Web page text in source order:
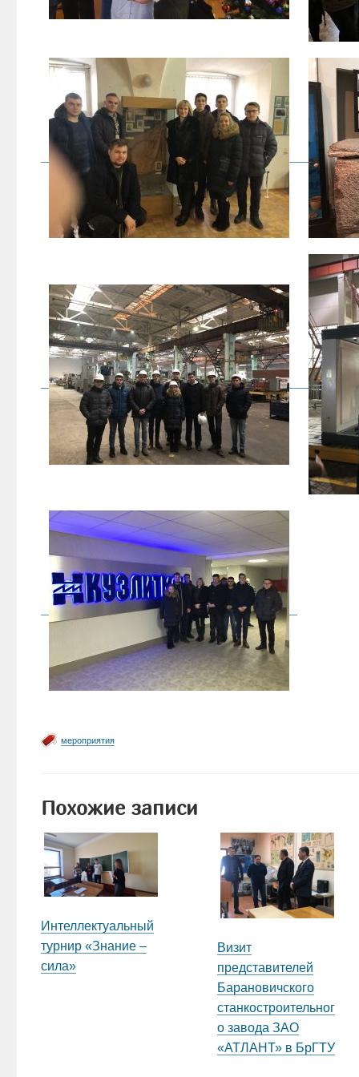
мероприятия
Похожие записи
Интеллектуальный
турнир «Знание –
сила»
Визит
представителей
Барановичского
станкостроительног
о завода ЗАО
«АТЛАНТ» в БрГТУ